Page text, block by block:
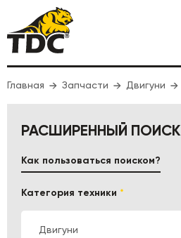
Главная Запчасти Двигуни
РАСШИРЕННЫЙ ПОИСК
Категория техники *
Двигуни
Как пользоваться поиском?